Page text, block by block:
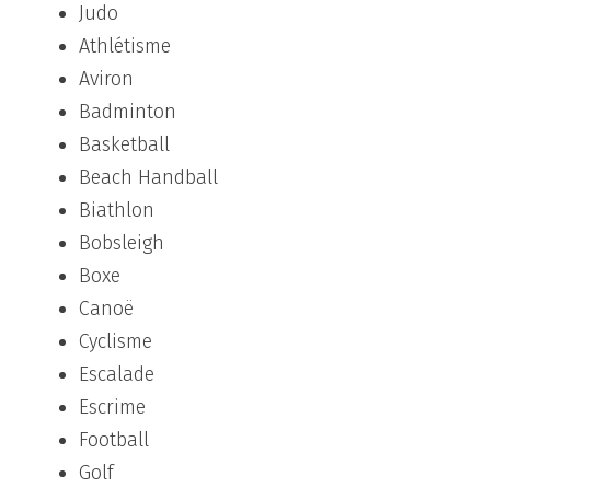
Judo
Athlétisme
Aviron
Badminton
Basketball
Beach Handball
Biathlon
Bobsleigh
Boxe
Canoë
Cyclisme
Escalade
Escrime
Football
Golf